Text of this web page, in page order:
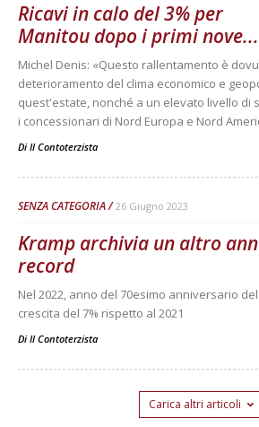
Ricavi in calo del 3% per
Manitou dopo i primi nove...
Michel Denis: «Questo rallentamento è
deterioramento del clima economico e
quest'estate, nonché a un elevato livello di
i concessionari di Nord Europa e Nord
Di Il Contoterzista
SENZA CATEGORIA 26 Giugno 2023
Kramp archivia un altro
record
Nel 2022, anno del 70esimo anniversario
crescita del 7% rispetto al 2021
Di Il Contoterzista
Carica altri articoli